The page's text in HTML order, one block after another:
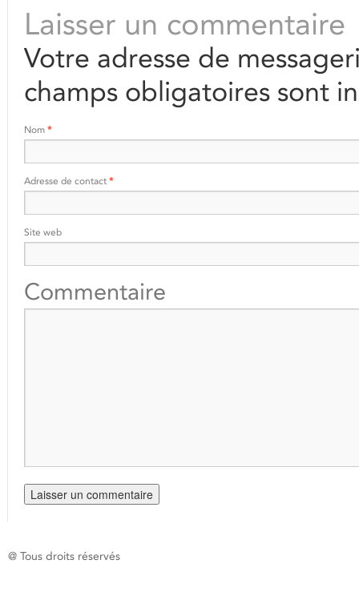
Laisser un commentaire
Votre adresse de
champs obligatoires sont
Nom *
Adresse de contact *
Site web
Commentaire
@ Tous droits réservés